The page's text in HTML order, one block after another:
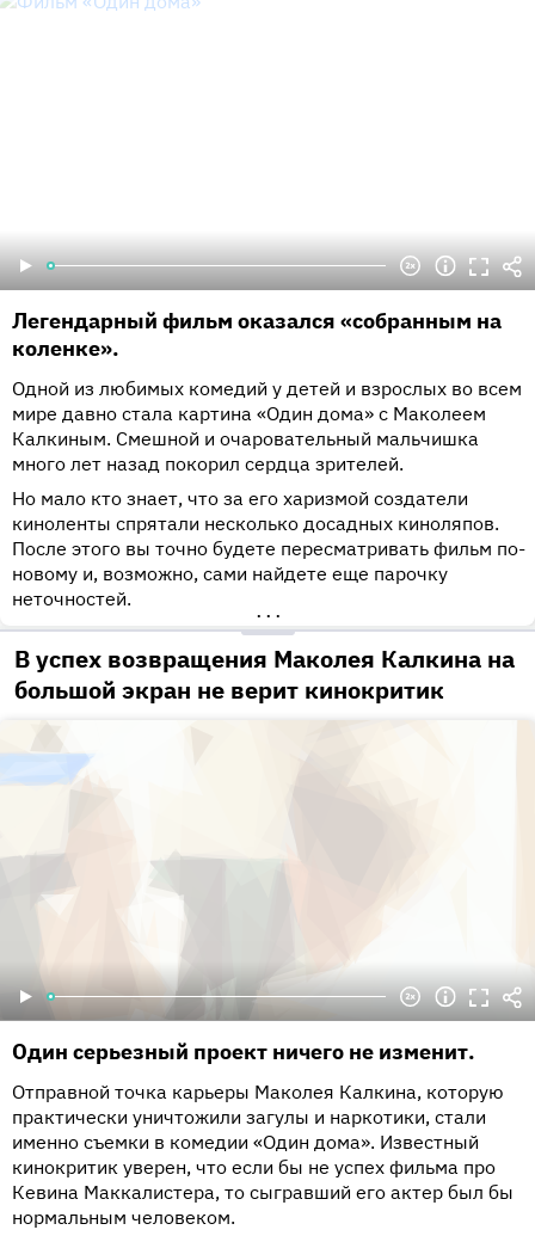
Легендарный фильм оказался «собранным на
коленке».
Одной из любимых комедий у детей и взрослых во всем
мире давно стала картина «Один дома» с Маколеем
Калкиным. Смешной и очаровательный мальчишка
много лет назад покорил сердца зрителей.
Но мало кто знает, что за его харизмой создатели
киноленты спрятали несколько досадных киноляпов.
После этого вы точно будете пересматривать фильм по-
новому и, возможно, сами найдете еще парочку
неточностей.
•••
В успех возвращения Маколея Калкина на
большой экран не верит кинокритик
Один серьезный проект ничего не изменит.
Отправной точка карьеры Маколея Калкина, которую
практически уничтожили загулы и наркотики, стали
именно съемки в комедии «Один дома». Известный
кинокритик уверен, что если бы не успех фильма про
Кевина Маккалистера, то сыгравший его актер был бы
нормальным человеком.